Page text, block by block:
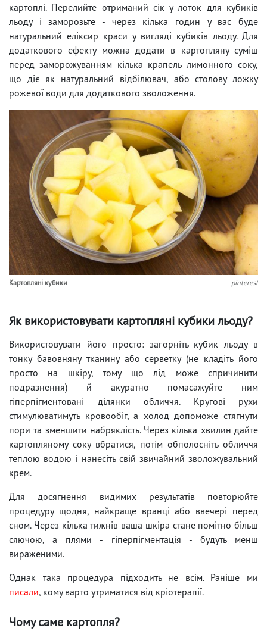
картоплі. Перелийте отриманий сік у лоток для кубиків
льоду і заморозьте - через кілька годин у вас буде
натуральний еліксир краси у вигляді кубиків льоду. Для
додаткового ефекту можна додати в картопляну суміш
перед заморожуванням кілька крапель лимонного соку,
що діє як натуральний відбілювач, або столову ложку
рожевої води для додаткового зволоження.
Картопляні кубики pinterest
Як використовувати картопляні кубики льоду?
Використовувати його просто: загорніть кубик льоду в
тонку бавовняну тканину або серветку (не кладіть його
просто на шкіру, тому що лід може спричинити
подразнення) й акуратно помасажуйте ним
гіперпігментовані ділянки обличчя. Кругові рухи
стимулюватимуть кровообіг, а холод допоможе стягнути
пори та зменшити набряклість. Через кілька хвилин дайте
картопляному соку вбратися, потім обполосніть обличчя
теплою водою і нанесіть свій звичайний зволожувальний
крем.
Для досягнення видимих результатів повторюйте
процедуру щодня, найкраще вранці або ввечері перед
сном. Через кілька тижнів ваша шкіра стане помітно більш
сяючою, а плями - гіперпігментація - будуть менш
вираженими.
Однак така процедура підходить не всім. Раніше ми
писали, кому варто утриматися від кріотерапії.
Чому саме картопля?